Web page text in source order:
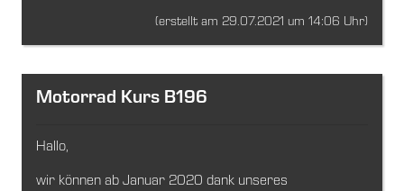
(erstellt am 29.07.2021 um 14:06 Uhr)
Motorrad Kurs B196
Hallo,
wir können ab Januar 2020 dank unseres